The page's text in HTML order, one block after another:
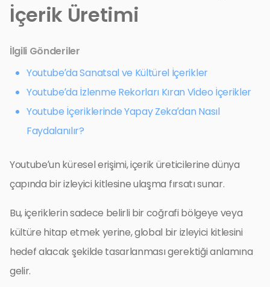
İçerik Üretimi
İlgili Gönderiler
Youtube’da Sanatsal ve Kültürel İçerikler
Youtube’da İzlenme Rekorları Kıran Video İçerikler
Youtube İçeriklerinde Yapay Zeka’dan Nasıl
Faydalanılır?
Youtube’un küresel erişimi, içerik üreticilerine dünya
çapında bir izleyici kitlesine ulaşma fırsatı sunar.
Bu, içeriklerin sadece belirli bir coğrafi bölgeye veya
kültüre hitap etmek yerine, global bir izleyici kitlesini
hedef alacak şekilde tasarlanması gerektiği anlamına
gelir.